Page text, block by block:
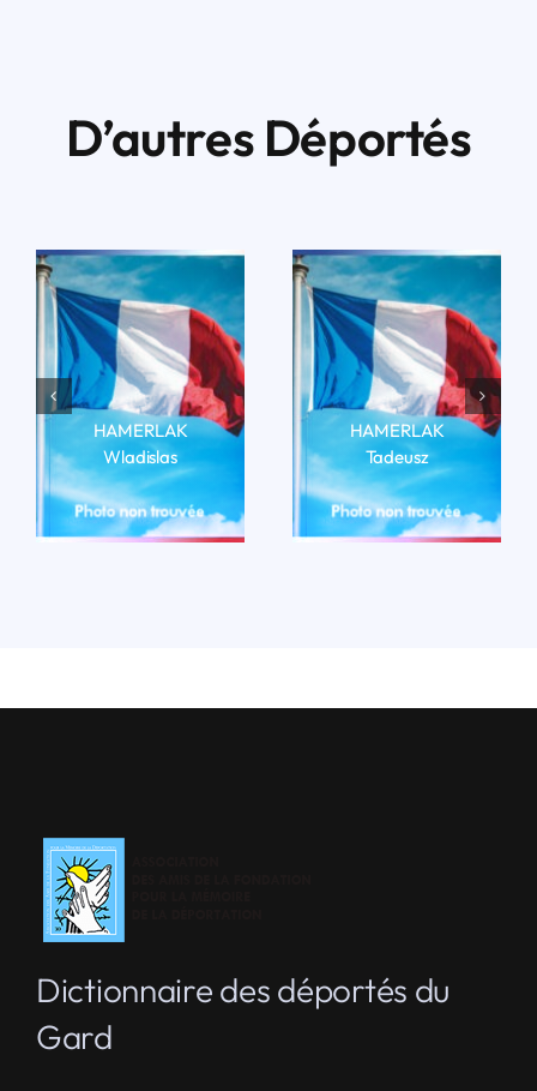
D’autres Déportés
HAMERLAK
Wladislas
LIRE LA BIO
HAMERLAK
Tadeusz
LIRE LA BIO
Dictionnaire des déportés du
Gard